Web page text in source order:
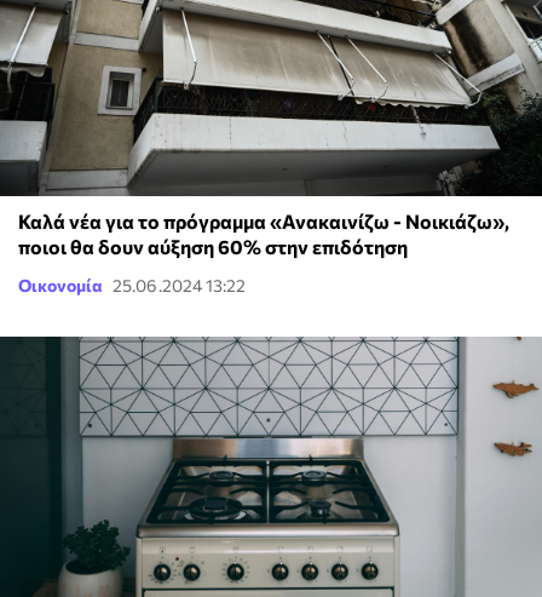
Καλά νέα για το πρόγραμμα «Ανακαινίζω - Νοικιάζω»,
ποιοι θα δουν αύξηση 60% στην επιδότηση
Οικονομία 25.06.2024 13:22